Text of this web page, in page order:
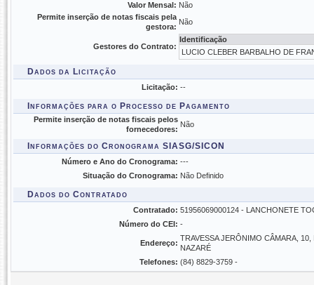
Valor Mensal: Não
Permite inserção de notas fiscais pela
gestora:
Não
Gestores do Contrato:
Identificação
LUCIO CLEBER BARBALHO DE
Dados da Licitação
Licitação: --
Informações para o Processo de Pagamento
Permite inserção de notas fiscais pelos
fornecedores:
Não
Informações do Cronograma SIASG/SICON
Número e Ano do Cronograma: ---
Situação do Cronograma: Não Definido
Dados do Contratado
Contratado: 51956069000124 - LANCHONETE
Número do CEI: -
Endereço:
TRAVESSA JERÔNIMO CÂMARA, 10,
NAZARÉ
Telefones: (84) 8829-3759 -